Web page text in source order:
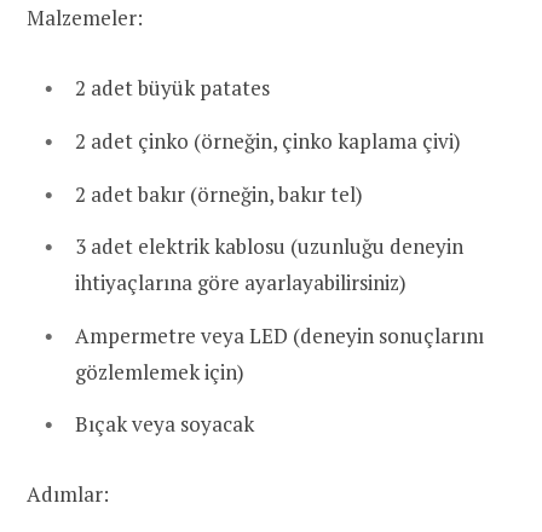
Malzemeler:
2 adet büyük patates
2 adet çinko (örneğin, çinko kaplama çivi)
2 adet bakır (örneğin, bakır tel)
3 adet elektrik kablosu (uzunluğu deneyin
ihtiyaçlarına göre ayarlayabilirsiniz)
Ampermetre veya LED (deneyin sonuçlarını
gözlemlemek için)
Bıçak veya soyacak
Adımlar: